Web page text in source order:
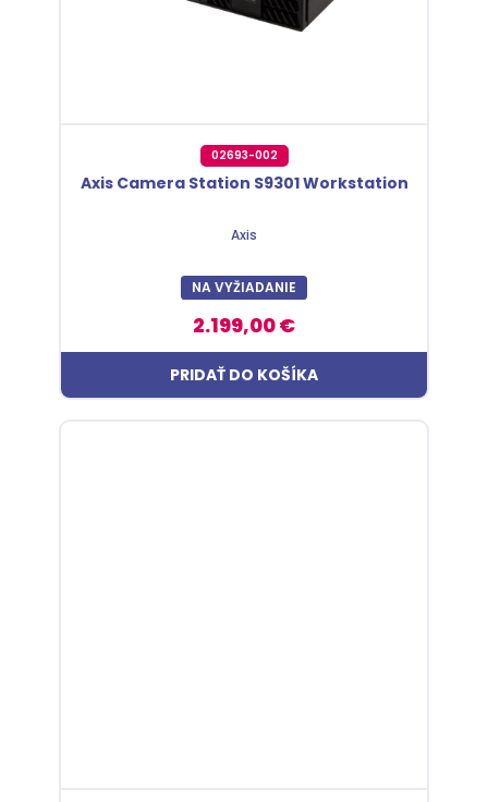
02693-002
Axis Camera Station S9301 Workstation
Axis
NA VYŽIADANIE
2.199,00 €
PRIDAŤ DO KOŠÍKA